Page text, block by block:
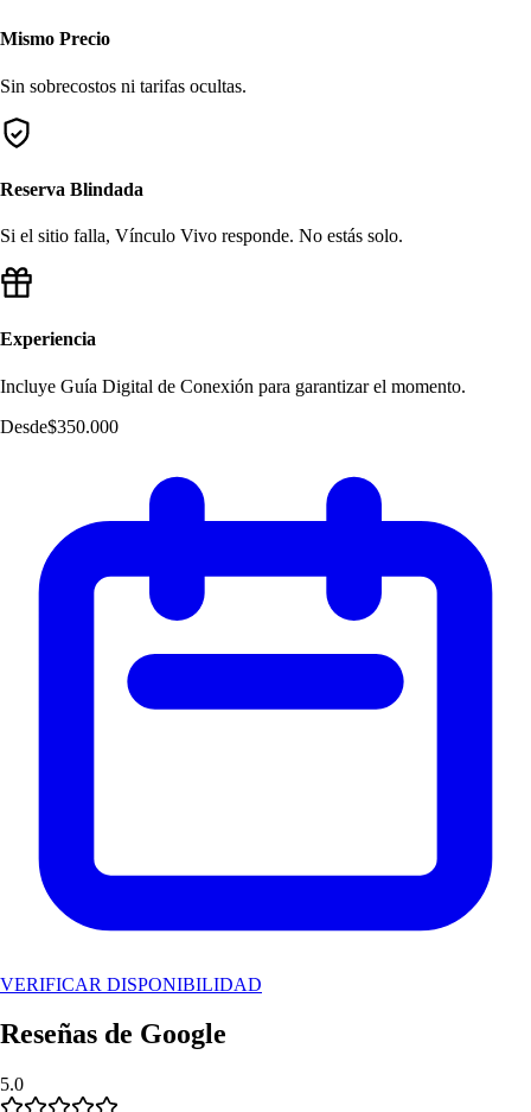
Mismo Precio
Sin sobrecostos ni tarifas ocultas.
Reserva Blindada
Si el sitio falla, Vínculo Vivo responde. No estás solo.
Experiencia
Incluye Guía Digital de Conexión para garantizar el momento.
Desde$350.000
VERIFICAR DISPONIBILIDAD
Reseñas de Google
5.0